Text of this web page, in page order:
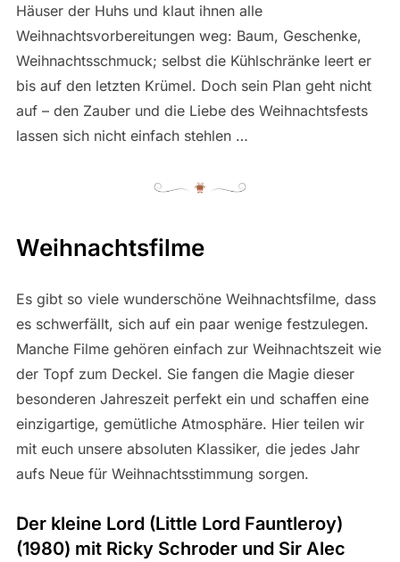
Häuser der Huhs und klaut ihnen alle
Weihnachtsvorbereitungen weg: Baum, Geschenke,
Weihnachtsschmuck; selbst die Kühlschränke leert er
bis auf den letzten Krümel. Doch sein Plan geht nicht
auf – den Zauber und die Liebe des Weihnachtsfests
lassen sich nicht einfach stehlen …
Weihnachtsfilme
Es gibt so viele wunderschöne Weihnachtsfilme, dass
es schwerfällt, sich auf ein paar wenige festzulegen.
Manche Filme gehören einfach zur Weihnachtszeit wie
der Topf zum Deckel. Sie fangen die Magie dieser
besonderen Jahreszeit perfekt ein und schaffen eine
einzigartige, gemütliche Atmosphäre. Hier teilen wir
mit euch unsere absoluten Klassiker, die jedes Jahr
aufs Neue für Weihnachtsstimmung sorgen.
Der kleine Lord (Little Lord Fauntleroy)
(1980) mit Ricky Schroder und Sir Alec